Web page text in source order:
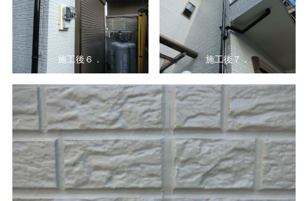
施工後６． 施工後７．